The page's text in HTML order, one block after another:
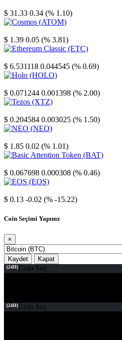
$ 31.33 0.34 (% 1.10)
$ 1.39 0.05 (% 3.81)
$ 6.531118 0.044545 (% 0.69)
$ 0.071244 0.001398 (% 2.00)
$ 0.204584 0.003025 (% 1.50)
$ 1.85 0.02 (% 1.01)
$ 0.067698 0.000308 (% 0.46)
$ 0.13 -0.02 (% -15.22)
Coin Seçimi Yapınız
×
Kaydet Kapat
(24H)Coin Seç
(24H)Coin Seç